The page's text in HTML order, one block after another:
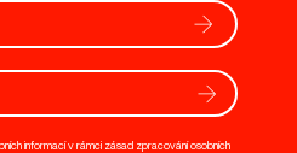
informací v rámci zásad zpracování osobních